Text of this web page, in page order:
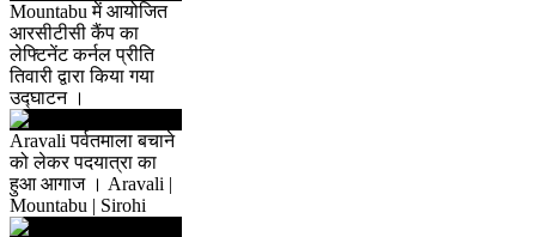
Mountabu में आयोजित
आरसीटीसी कैंप का
लेफ्टिनेंट कर्नल प्रीति
तिवारी द्वारा किया गया
उद्घाटन ।
Aravali पर्वतमाला बचाने
को लेकर पदयात्रा का
हुआ आगाज । Aravali |
Mountabu | Sirohi